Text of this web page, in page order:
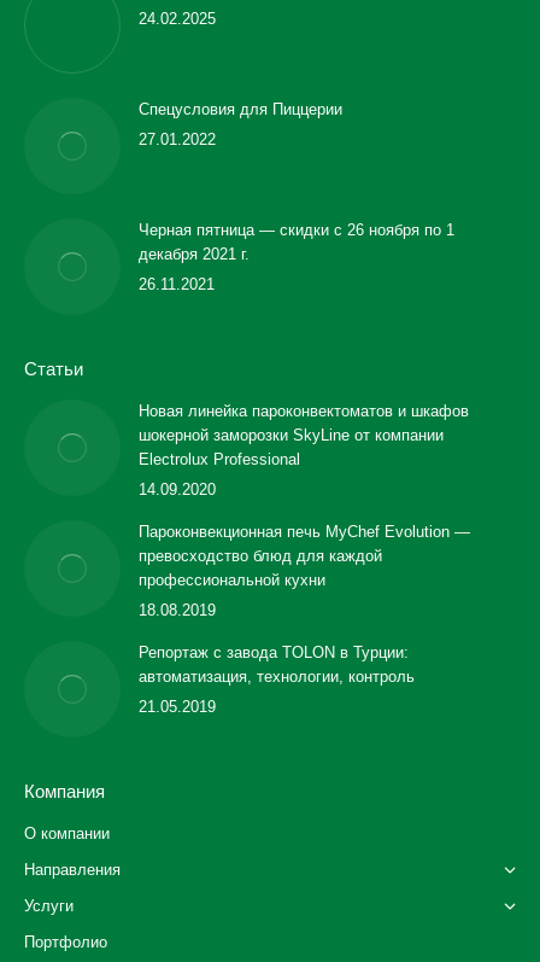
24.02.2025
Спецусловия для Пиццерии
27.01.2022
Черная пятница — скидки с 26 ноября по 1
декабря 2021 г.
26.11.2021
Статьи
Новая линейка пароконвектоматов и шкафов
шокерной заморозки SkyLine от компании
Electrolux Professional
14.09.2020
Пароконвекционная печь MyChef Evolution —
превосходство блюд для каждой
профессиональной кухни
18.08.2019
Репортаж с завода TOLON в Турции:
автоматизация, технологии, контроль
21.05.2019
Компания
О компании
Направления
Услуги
Портфолио